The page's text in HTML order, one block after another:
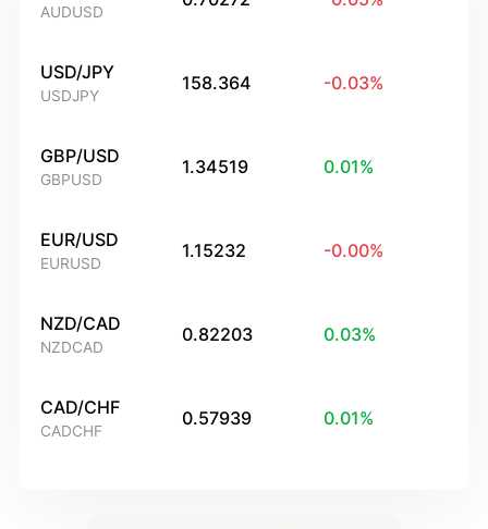
AUDUSD
USD/JPY
USDJPY
158.364 -0.03%
GBP/USD
GBPUSD
1.34519 0.01%
EUR/USD
EURUSD
1.15232 -0.00%
NZD/CAD
NZDCAD
0.82203 0.03%
CAD/CHF
CADCHF
0.57939 0.01%